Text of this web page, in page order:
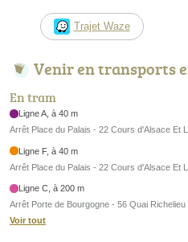
Trajet Waze
Venir en transports
En tram
Ligne A, à 40 m
Arrêt Place du Palais - 22 Cours d'Alsace Et
Ligne F, à 40 m
Arrêt Place du Palais - 22 Cours d'Alsace Et
Ligne C, à 200 m
Arrêt Porte de Bourgogne - 56 Quai Richelieu
Voir tout